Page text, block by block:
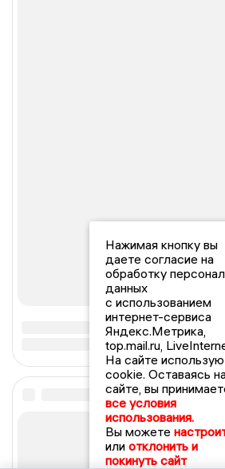
Нажимая кнопку вы
даете согласие на
обработку
данных
с использованием
интернет-сервиса
Яндекс.Метрика,
top.mail.ru,
На сайте
cookie. Оставаясь
сайте, вы
все условия
использования.
Вы можете
или отклонить и
покинуть сайт